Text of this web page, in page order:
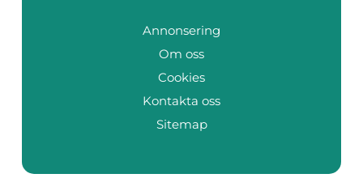
Annonsering
Om oss
Cookies
Kontakta oss
Sitemap